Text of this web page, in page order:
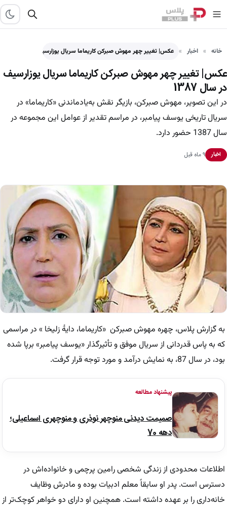
خانه اخبار عکس| تغییر چهر مهوش صبرکن کاریماما سریال یوزارسیف در سال…
عکس| تغییر چهر مهوش صبرکن کاریماما سریال یوزارسیف
در سال 1387
در این تصویر، مهوش صبرکن، بازیگر نقش به‌یادماندنی «کاریماما» در
سریال تاریخی یوسف پیامبر، در مراسم تقدیر از عوامل این مجموعه در
سال 1387 حضور دارد.
اخبار ۹ ماه قبل
به گزارش پلاس، چهره مهوش صبرکن «کاریماما، دایۀ زلیخا » در مراسمی
که به پاس قدردانی از سریال موفق و تأثیرگذار «یوسف پیامبر» برپا شده
بود، در سال 87، به نمایش درآمد و مورد توجه قرار گرفت.
پیشنهاد مطالعه
صمیمت دیدنی منوچهر نوذری و منوچهری اسماعیلی؛
دهه 70
اطلاعات محدودی از زندگی شخصی رامین پرچمی و خانواده‌اش در
دسترس است. پدر او سابقاً معلم ادبیات بوده و مادرش وظایف
خانه‌داری را بر عهده داشته است. همچنین او دارای دو خواهر کوچک‌تر از